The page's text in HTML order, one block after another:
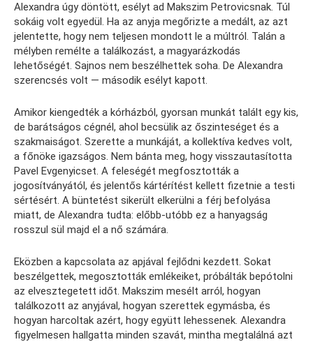
Alexandra úgy döntött, esélyt ad Makszim Petrovicsnak. Túl
sokáig volt egyedül. Ha az anyja megőrizte a medált, az azt
jelentette, hogy nem teljesen mondott le a múltról. Talán a
mélyben remélte a találkozást, a magyarázkodás
lehetőségét. Sajnos nem beszélhettek soha. De Alexandra
szerencsés volt — második esélyt kapott.
Amikor kiengedték a kórházból, gyorsan munkát talált egy kis,
de barátságos cégnél, ahol becsülik az őszinteséget és a
szakmaiságot. Szerette a munkáját, a kollektíva kedves volt,
a főnöke igazságos. Nem bánta meg, hogy visszautasította
Pavel Evgenyicset. A feleségét megfosztották a
jogosítványától, és jelentős kártérítést kellett fizetnie a testi
sértésért. A büntetést sikerült elkerülni a férj befolyása
miatt, de Alexandra tudta: előbb-utóbb ez a hanyagság
rosszul sül majd el a nő számára.
Eközben a kapcsolata az apjával fejlődni kezdett. Sokat
beszélgettek, megosztották emlékeiket, próbálták bepótolni
az elvesztegetett időt. Makszim mesélt arról, hogyan
találkozott az anyjával, hogyan szerettek egymásba, és
hogyan harcoltak azért, hogy együtt lehessenek. Alexandra
figyelmesen hallgatta minden szavát, mintha megtalálná azt